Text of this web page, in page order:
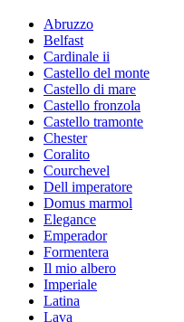
Abruzzo
Belfast
Cardinale ii
Castello del monte
Castello di mare
Castello fronzola
Castello tramonte
Chester
Coralito
Courchevel
Dell imperatore
Domus marmol
Elegance
Emperador
Formentera
Il mio albero
Imperiale
Latina
Lava